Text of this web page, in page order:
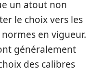
un atout non
le choix vers les
en vigueur.
généralement
des calibres